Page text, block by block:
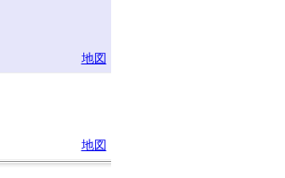
地図
地図